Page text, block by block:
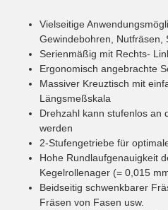
Vielseitige
Gewindebohren, Nutfräsen,
Serienmäßig mit Rechts-
Ergonomisch angebrachte
Massiver Kreuztisch mit
Längsmeßskala
Drehzahl kann stufenlos an
werden
2-Stufengetriebe für
Hohe Rundlaufgenauigkeit
Kegelrollenager (= 0,015
Beidseitig schwenkbarer
Fräsen von Fasen usw.